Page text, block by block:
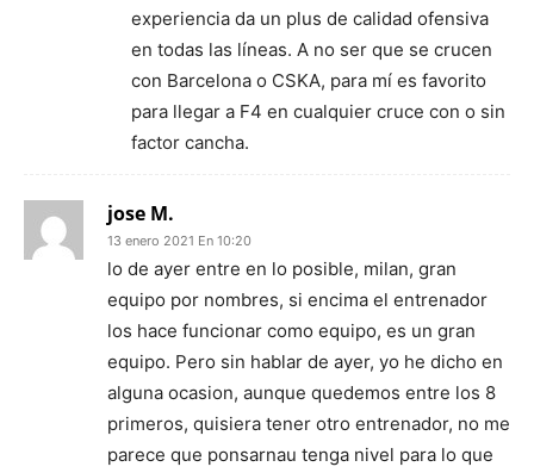
experiencia da un plus de calidad ofensiva
en todas las líneas. A no ser que se crucen
con Barcelona o CSKA, para mí es favorito
para llegar a F4 en cualquier cruce con o sin
factor cancha.
jose M.
13 enero 2021 En 10:20
lo de ayer entre en lo posible, milan, gran
equipo por nombres, si encima el entrenador
los hace funcionar como equipo, es un gran
equipo. Pero sin hablar de ayer, yo he dicho en
alguna ocasion, aunque quedemos entre los 8
primeros, quisiera tener otro entrenador, no me
parece que ponsarnau tenga nivel para lo que